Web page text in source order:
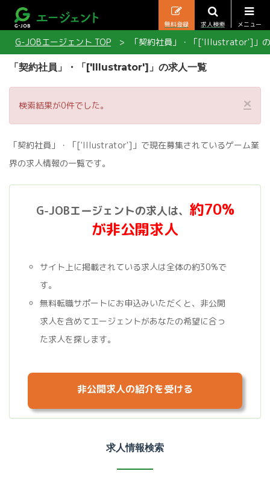
メニュー
求人検索
無料登録
G-JOBエージェント TOP 「契約社員」・「['Illustrator']」
「契約社員」・「['Illustrator']」の求人一覧
×
検索結果が0件でした。
「契約社員」・「['Illustrator']」で現在募集されているゲーム業
界の求人情報の一覧です。
G-JOBエージェントの求人は、 約70%
が非公開求人
サイト上に掲載されている求人は全体の約30%で
す。
無料転職サポートにお申込みいただくと、非公開
求人を含めてエージェントがあなたの希望に合っ
た求人を探します。
非公開求人の紹介を受ける
求人情報検索